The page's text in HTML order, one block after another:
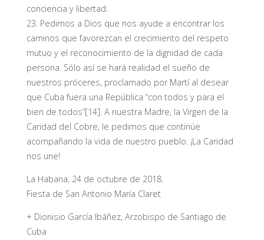
conciencia y libertad.
23. Pedimos a Dios que nos ayude a encontrar los
caminos que favorezcan el crecimiento del respeto
mutuo y el reconocimiento de la dignidad de cada
persona. Sólo así se hará realidad el sueño de
nuestros próceres, proclamado por Martí al desear
que Cuba fuera una República “con todos y para el
bien de todos”[14]. A nuestra Madre, la Virgen de la
Caridad del Cobre, le pedimos que continúe
acompañando la vida de nuestro pueblo. ¡La Caridad
nos une!
La Habana, 24 de octubre de 2018.
Fiesta de San Antonio María Claret
+ Dionisio García Ibáñez, Arzobispo de Santiago de
Cuba